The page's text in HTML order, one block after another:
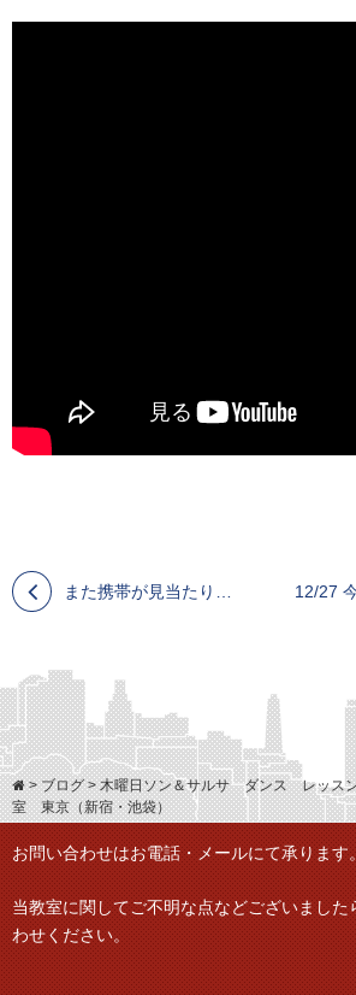
また携帯が見当たりません。 水曜日 新宿でルンバ サルサペアダンス 初級レッスンの日です。
>ブログ>木曜日ソン＆サルサ ダンス レッス
室 東京（新宿・池袋）
お問い合わせはお電話・メールにて承ります
当教室に関してご不明な点などございました
わせください。